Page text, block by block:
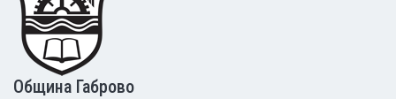
Община Габрово